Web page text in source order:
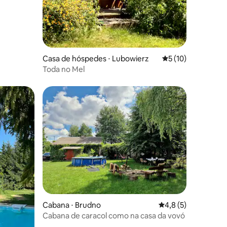
Casa de hóspedes ⋅ Lubowierz 5 de uma
5 (10)
Toda no Mel
Cabana ⋅ Brudno 4,8 de uma
4,8 (5)
Cabana de caracol como na casa da vovó